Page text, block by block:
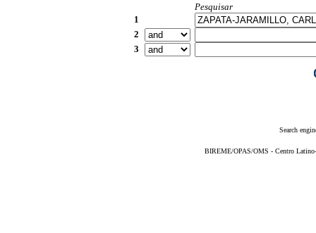
Pesquisar
1
2
3
Search
BIREME/OPAS/OMS - Centro Latino-